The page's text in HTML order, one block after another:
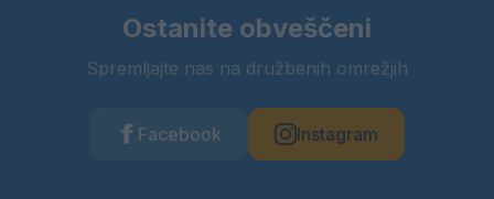
Ostanite obveščeni
Spremljajte nas na družbenih omrežjih
Facebook Instagram